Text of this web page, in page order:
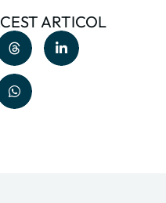
ARTICOL